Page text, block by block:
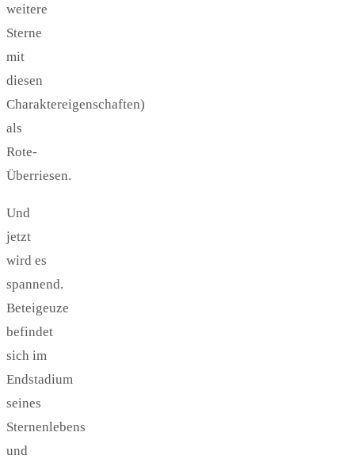
weitere
Sterne
mit
diesen
Charaktereigenschaften)
als
Rote-
Überriesen.
Und
jetzt
wird es
spannend.
Beteigeuze
befindet
sich im
Endstadium
seines
Sternenlebens
und